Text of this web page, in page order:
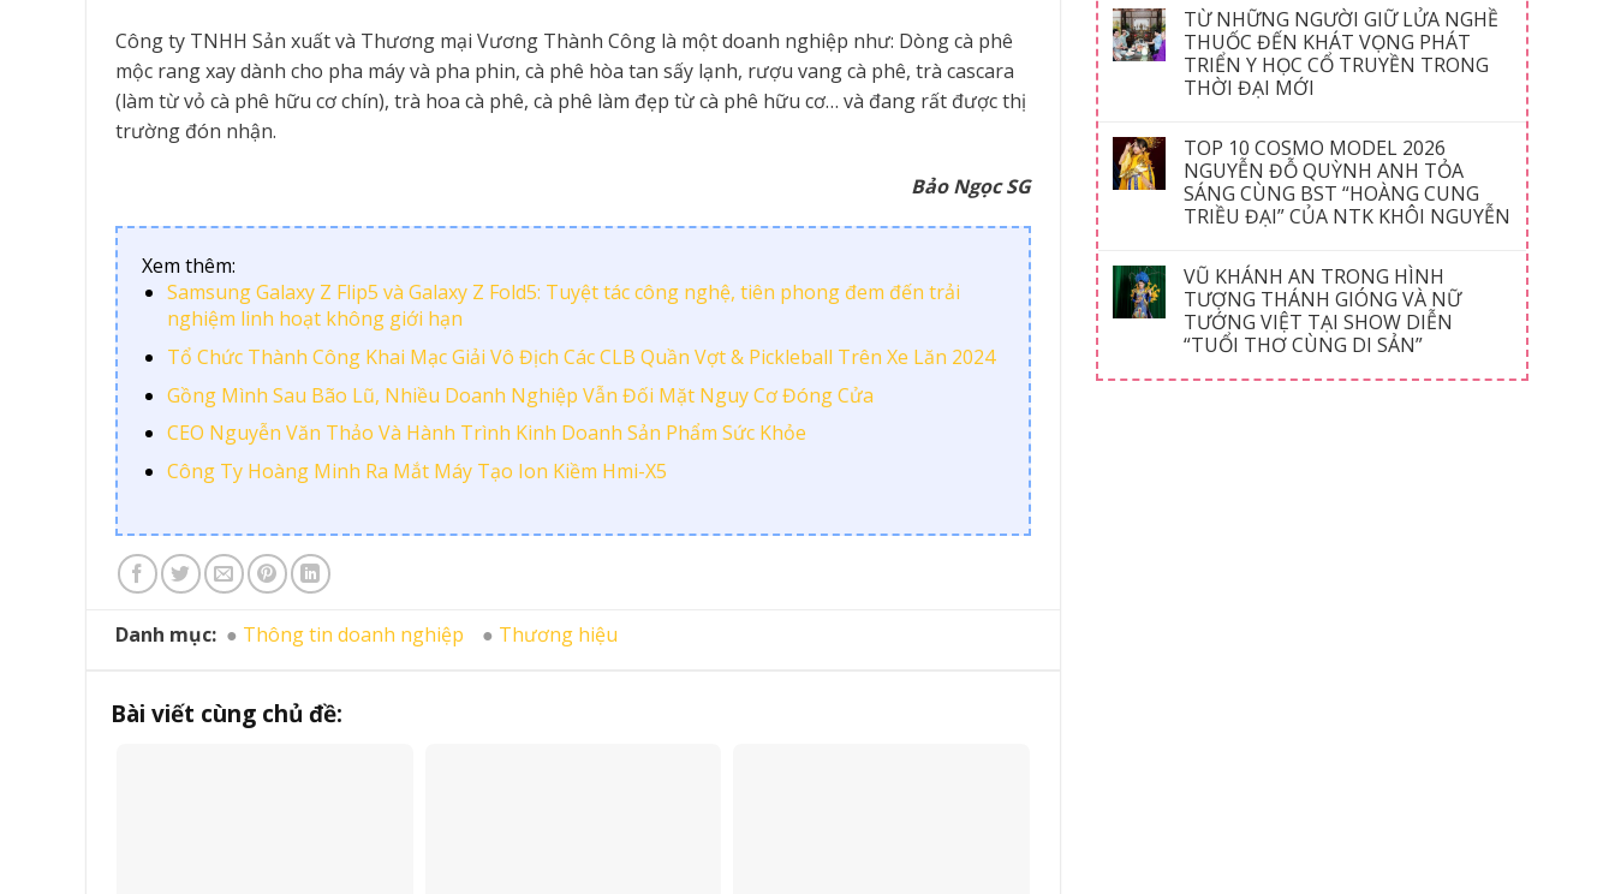
Công ty TNHH Sản xuất và Thương mại Vương Thành Công là một doanh nghiệp như: Dòng cà phê
mộc rang xay dành cho pha máy và pha phin, cà phê hòa tan sấy lạnh, rượu vang cà phê, trà cascara
(làm từ vỏ cà phê hữu cơ chín), trà hoa cà phê, cà phê làm đẹp từ cà phê hữu cơ… và đang rất được thị
trường đón nhận.
Bảo Ngọc SG
Xem thêm:
Samsung Galaxy Z Flip5 và Galaxy Z Fold5: Tuyệt tác công nghệ, tiên phong đem đến trải
nghiệm linh hoạt không giới hạn
Tổ Chức Thành Công Khai Mạc Giải Vô Địch Các CLB Quần Vợt & Pickleball Trên Xe Lăn 2024
Gồng Mình Sau Bão Lũ, Nhiều Doanh Nghiệp Vẫn Đối Mặt Nguy Cơ Đóng Cửa
CEO Nguyễn Văn Thảo Và Hành Trình Kinh Doanh Sản Phẩm Sức Khỏe
Công Ty Hoàng Minh Ra Mắt Máy Tạo Ion Kiềm Hmi-X5
Danh mục: Thông tin doanh nghiệp Thương hiệu
Bài viết cùng chủ đề:
TỪ NHỮNG NGƯỜI GIỮ LỬA NGHỀ
THUỐC ĐẾN KHÁT VỌNG PHÁT
TRIỂN Y HỌC CỔ TRUYỀN TRONG
THỜI ĐẠI MỚI
TOP 10 COSMO MODEL 2026
NGUYỄN ĐỖ QUỲNH ANH TỎA
SÁNG CÙNG BST “HOÀNG CUNG
TRIỀU ĐẠI” CỦA NTK KHÔI NGUYỄN
VŨ KHÁNH AN TRONG HÌNH
TƯỢNG THÁNH GIÓNG VÀ NỮ
TƯỚNG VIỆT TẠI SHOW DIỄN
“TUỔI THƠ CÙNG DI SẢN”